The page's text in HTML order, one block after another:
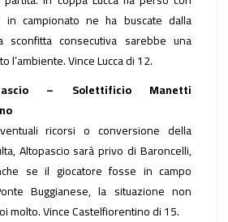
in campionato ne ha buscate dalla
sconfitta consecutiva sarebbe una
l’ambiente. Vince Lucca di 12.
– Solettificio Manetti
ricorsi o conversione della
Altopascio sarà privo di Baroncelli,
se il giocatore fosse in campo
Buggianese, la situazione non
molto. Vince Castelfiorentino di 15.